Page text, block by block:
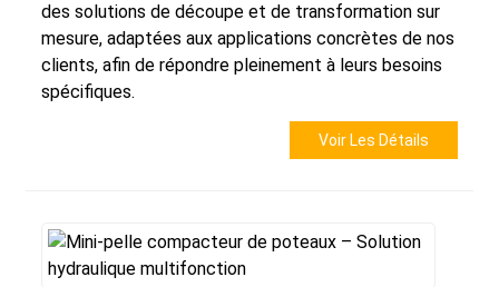
des solutions de découpe et de transformation sur
mesure, adaptées aux applications concrètes de nos
clients, afin de répondre pleinement à leurs besoins
spécifiques.
Voir Les Détails